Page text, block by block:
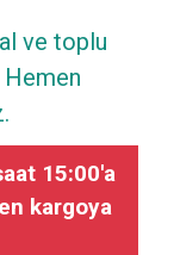
ve toplu
15:00'a
kargoya